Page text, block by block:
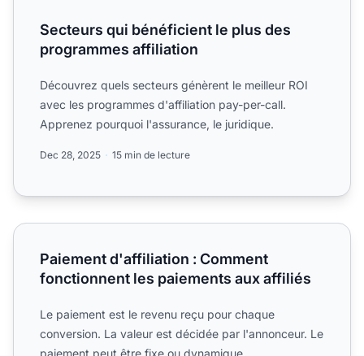
Secteurs qui bénéficient le plus des
programmes affiliation
Découvrez quels secteurs génèrent le meilleur ROI
avec les programmes d'affiliation pay-per-call.
Apprenez pourquoi l'assurance, le juridique.
Dec 28, 2025 15 min de lecture
Paiement d'affiliation : Comment fonctionnent les
Paiement d'affiliation : Comment
fonctionnent les paiements aux affiliés
Le paiement est le revenu reçu pour chaque
conversion. La valeur est décidée par l'annonceur. Le